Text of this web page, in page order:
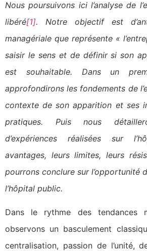
Nous poursuivons ici l’analyse de
libéré[1]. Notre objectif est
managériale que représente «
saisir le sens et de définir si son
est souhaitable. Dans un
approfondirons les fondements de
contexte de son apparition et ses
pratiques. Puis nous
d’expériences réalisées sur
avantages, leurs limites, leurs
pourrons conclure sur l’opportunité
l’hôpital public.
Dans le rythme des tendances
observons un basculement
centralisation, passion de l’unité,